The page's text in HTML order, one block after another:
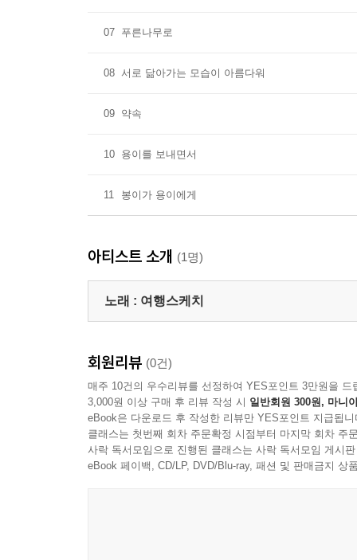
07 푸른나무로
08 서로 닮아가는 모습이 아름다워
09 약속
10 용이를 보내면서
11 봉이가 용이에게
아티스트 소개 (1명)
노래 : 여행스케치
회원리뷰 (0건)
매주 10건의 우수리뷰를 선정하여 YES포인트 3만원을 드
3,000원 이상 구매 후 리뷰 작성 시 일반회원 300원, 마니
eBook은 다운로드 후 작성한 리뷰만 YES포인트 지급됩니
클래스는 첫번째 회차 주문확정 시점부터 마지막 회차 주
사락 독서모임으로 진행된 클래스는 사락 독서모임 게시
eBook 페이백, CD/LP, DVD/Blu-ray, 패션 및 판매금지 상